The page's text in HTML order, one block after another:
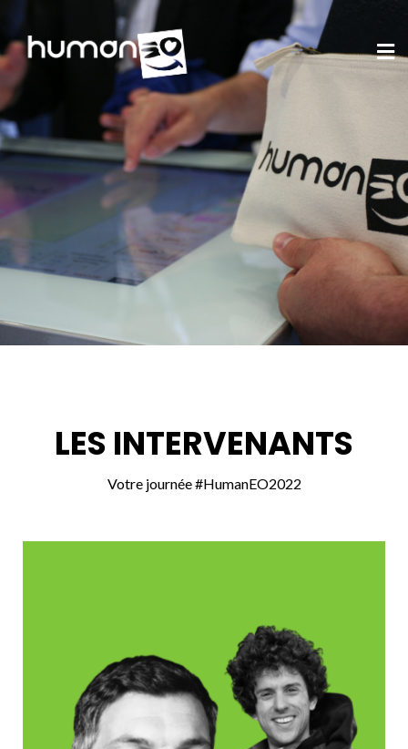
LES INTERVENANTS
Votre journée #HumanEO2022